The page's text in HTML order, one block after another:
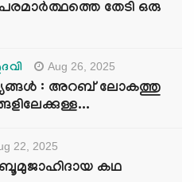
പരമാർത്ഥത്തെ തേടി ഒരു
Aug 26, 2025
: അറബ് ലോകത്തു
22, 2025
കഥ